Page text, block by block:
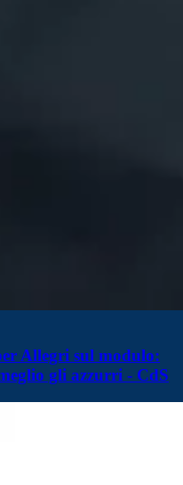
Allegri sul modulo:
gli azzurri - CdS